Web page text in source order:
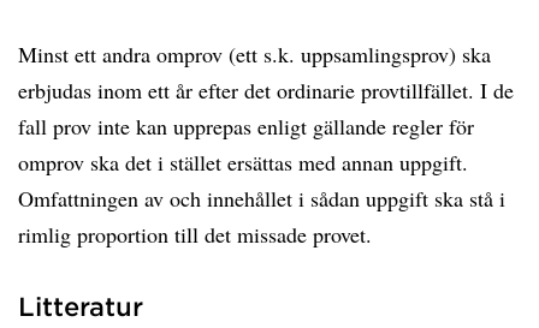
Minst ett andra omprov (ett s.k. uppsamlingsprov) ska
erbjudas inom ett år efter det ordinarie provtillfället. I de
fall prov inte kan upprepas enligt gällande regler för
omprov ska det i stället ersättas med annan uppgift.
Omfattningen av och innehållet i sådan uppgift ska stå i
rimlig proportion till det missade provet.
Litteratur